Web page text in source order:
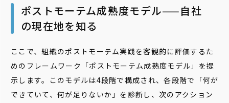
ポストモーテム成熟度モデル——自社
の現在地を知る
ここで、組織のポストモーテム実践を客観的に評価するた
めのフレームワーク「ポストモーテム成熟度モデル」を提
示します。このモデルは4段階で構成され、各段階で「何が
できていて、何が足りないか」を診断し、次のアクション